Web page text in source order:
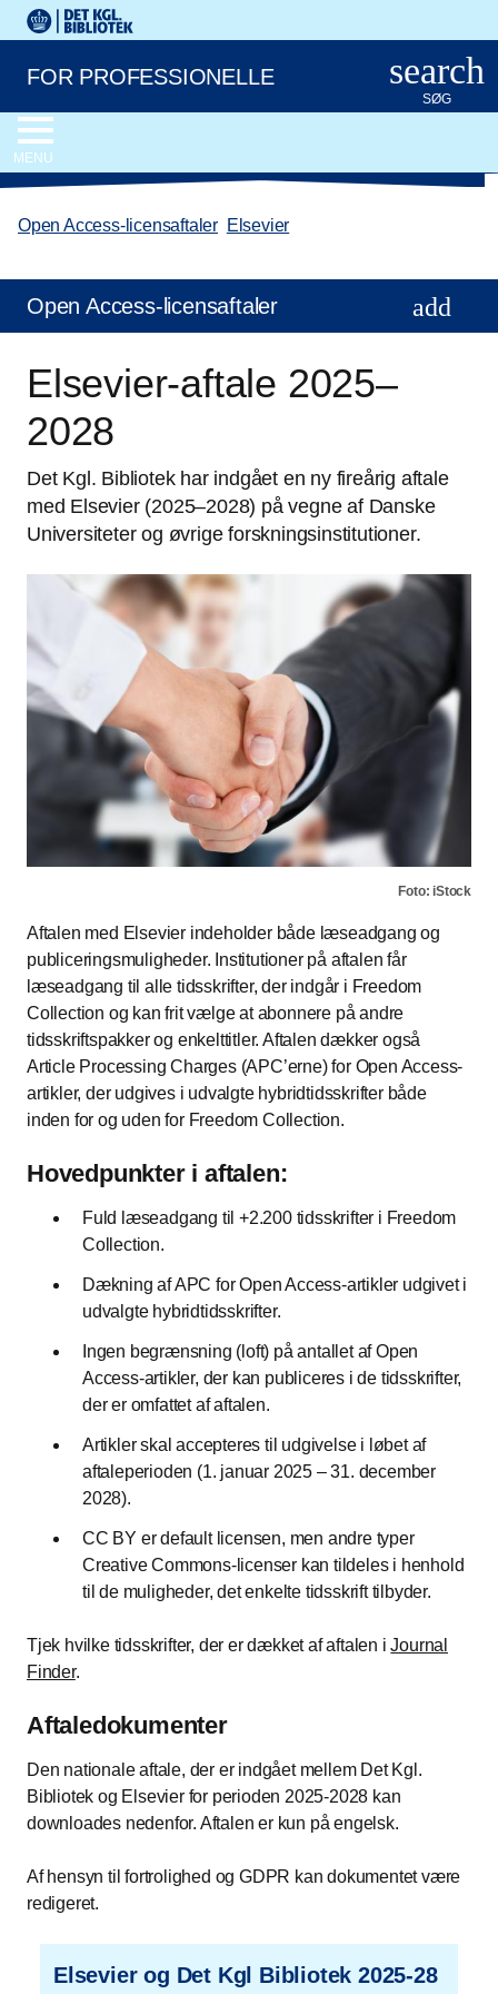
Gå til hovedindholdet
Change language to English
Det Kongelige Biblioteks logo. Gå til Det Kongelige
FOR PROFESSIONELLE search
SØG
MENU
Open Access-licensaftaler Elsevier
Open Access-licensaftaler
Elsevier-aftale 2025‒
2028
Det Kgl. Bibliotek har indgået en ny fireårig aftale
med Elsevier (2025‒2028) på vegne af Danske
Universiteter og øvrige forskningsinstitutioner.
Foto: iStock
Aftalen med Elsevier indeholder både læseadgang og
publiceringsmuligheder. Institutioner på aftalen får
læseadgang til alle tidsskrifter, der indgår i Freedom
Collection og kan frit vælge at abonnere på andre
tidsskriftspakker og enkelttitler. Aftalen dækker også
Article Processing Charges (APC’erne) for Open Access-
artikler, der udgives i udvalgte hybridtidsskrifter både
inden for og uden for Freedom Collection.
Hovedpunkter i aftalen:
Fuld læseadgang til +2.200 tidsskrifter i Freedom
Collection.
Dækning af APC for Open Access-artikler udgivet i
udvalgte hybridtidsskrifter.
Ingen begrænsning (loft) på antallet af Open
Access-artikler, der kan publiceres i de tidsskrifter,
der er omfattet af aftalen.
Artikler skal accepteres til udgivelse i løbet af
aftaleperioden (1. januar 2025 ‒ 31. december
2028).
CC BY er default licensen, men andre typer
Creative Commons-licenser kan tildeles i henhold
til de muligheder, det enkelte tidsskrift tilbyder.
Tjek hvilke tidsskrifter, der er dækket af aftalen iJournal
Finder.
Aftaledokumenter
Den nationale aftale, der er indgået mellem Det Kgl.
Bibliotek og Elsevier for perioden 2025-2028 kan
downloades nedenfor. Aftalen er kun på engelsk.
Af hensyn til fortrolighed og GDPR kan dokumentet være
redigeret.
Elsevier og Det Kgl Bibliotek 2025-28